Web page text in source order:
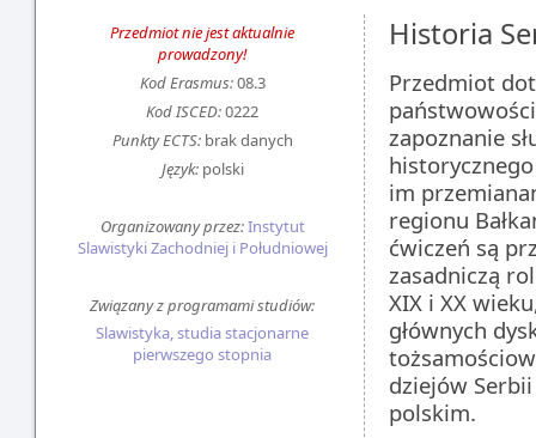
Przedmiot nie jest aktualnie
prowadzony!
Kod Erasmus:08.3
Kod ISCED:0222
Punkty ECTS:brak danych
Język:polski
Organizowany przez:Instytut
Slawistyki Zachodniej i Południowej
Związany z programami studiów:
Slawistyka, studia stacjonarne
pierwszego stopnia
Historia
Przedmiot
zapoznanie
im
regionu
ćwiczeń są
zasadniczą
XIX i XX
głównych
dziejów
polskim.